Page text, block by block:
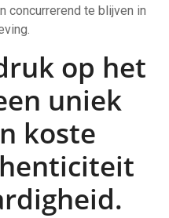
concurrerend te blijven in
op het
uniek
koste